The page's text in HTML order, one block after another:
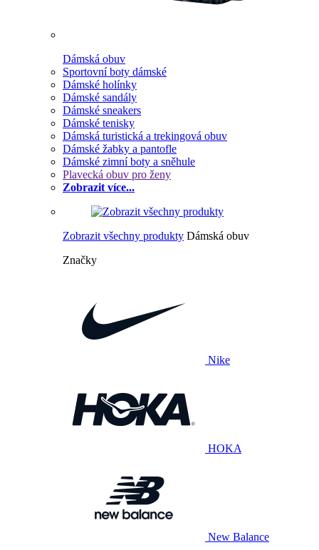
Dámská obuv
Sportovní boty dámské
Dámské holínky
Dámské sandály
Dámské sneakers
Dámské tenisky
Dámská turistická a trekingová obuv
Dámské žabky a pantofle
Dámské zimní boty a sněhule
Plavecká obuv pro ženy
Zobrazit více...
Zobrazit všechny produkty Dámská obuv
Značky
Nike
HOKA
New Balance